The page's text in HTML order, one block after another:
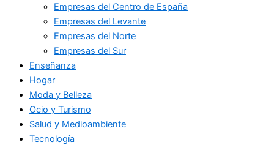
Empresas del Centro de España
Empresas del Levante
Empresas del Norte
Empresas del Sur
Enseñanza
Hogar
Moda y Belleza
Ocio y Turismo
Salud y Medioambiente
Tecnología